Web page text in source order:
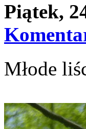
Piątek,
Młode